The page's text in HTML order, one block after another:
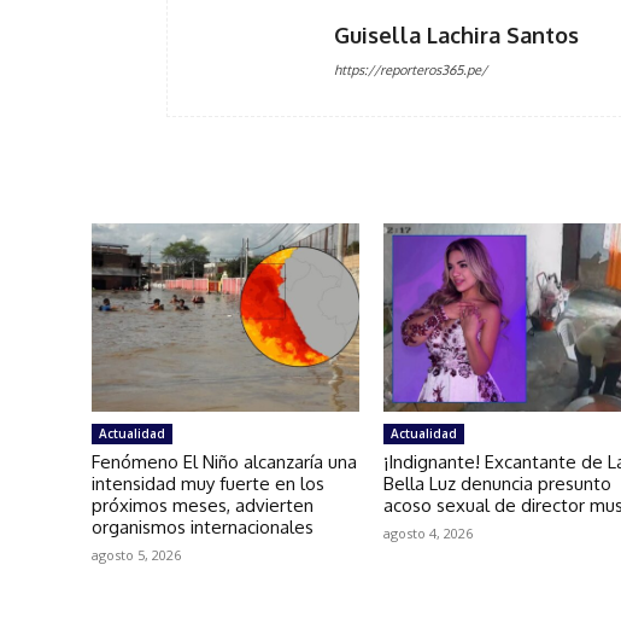
Guisella Lachira Santos
https://reporteros365.pe/
Actualidad
Fenómeno El Niño alcanzaría una
intensidad muy fuerte en los
próximos meses, advierten
organismos internacionales
agosto 5, 2026
Actualidad
¡Indignante! Excantante de
Bella Luz denuncia presunto
acoso sexual de director
agosto 4, 2026